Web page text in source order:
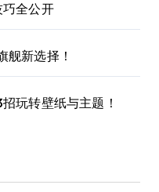
全公开
舰新选择！
玩转壁纸与主题！